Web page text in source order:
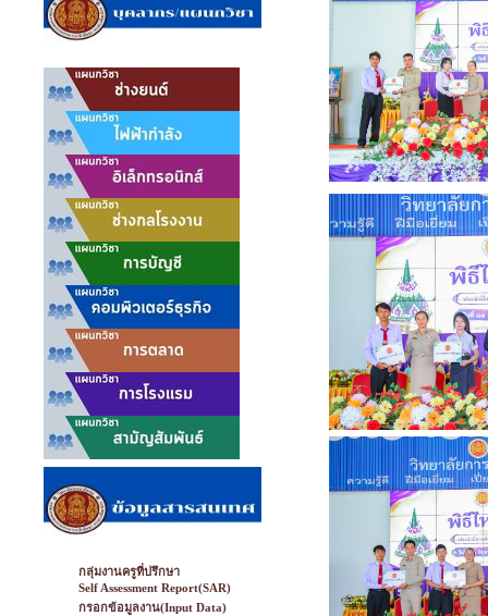
กลุ่มงานครูที่ปรึกษา
Self Assessment Report(SAR)
กรอกข้อมูลงาน(Input Data)